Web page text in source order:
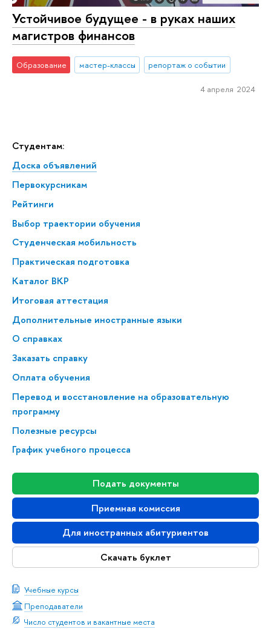
Студентам:
Доска объявлений
Первокурсникам
Рейтинги
Выбор траектории обучения
Студенческая мобильность
Практическая подготовка
Каталог ВКР
Итоговая аттестация
Дополнительные иностранные языки
О справках
Заказать справку
Оплата обучения
Перевод и восстановление на образовательную
программу
Полезные ресурсы
График учебного процесса
Подать документы
Приемная комиссия
Для иностранных абитуриентов
Скачать буклет
Учебные курсы
Преподаватели
Число студентов и вакантные места
Устойчивое будущее - в руках наших
магистров финансов
Образование мастер-классы репортаж о событии
4 апреля 2024